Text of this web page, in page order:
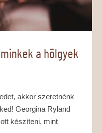
a hölgyek
akkor szeretnénk
Georgina Ryland
készíteni, mint